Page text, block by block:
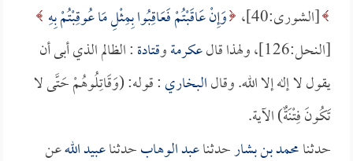
[الشورى:40]،
وَإِنْ عَاقَبْتُمْ فَعَاقِبُوا بِمِثْلِ مَا عُوقِبْتُمْ بِهِ
[النحل:126]، ولهذا قال
عكرمةوقتادة: الظالم الذي أبى أن
يقول لا إله إلا الله. وقالالبخاري: قوله: (وَقَاتِلُوهُمْ حَتَّى لا
تَكُونَ فِتْنَةٌ) الآية.
حدثنامحمد بن بشارحدثناعبد الوهابحدثناعبيد اللهعن